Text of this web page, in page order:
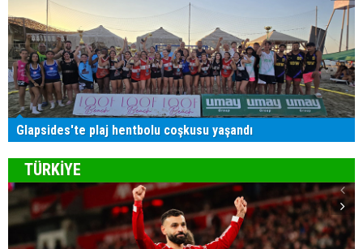
Glapsides'te plaj hentbolu coşkusu yaşandı
TÜRKİYE